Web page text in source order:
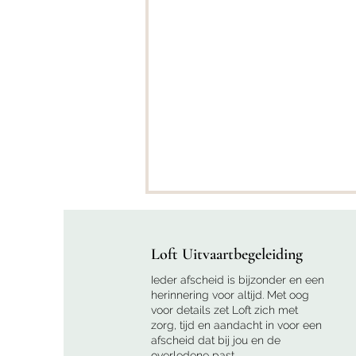
Gedragen in
Loft Uitvaartbegeleiding
Ieder afscheid is bijzonder en een
herinnering voor altijd. Met oog
voor details zet Loft zich met
zorg, tijd en aandacht in voor een
afscheid dat bij jou en de